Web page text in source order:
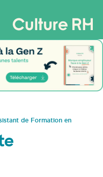
de Formation en